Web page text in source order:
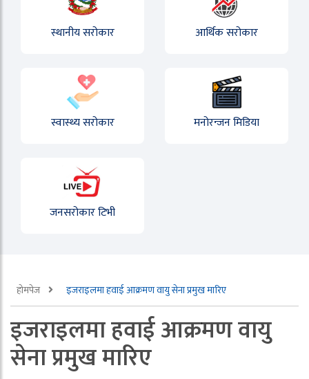
स्थानीय सरोकार आर्थिक सरोकार
स्वास्थ्य सरोकार मनोरन्जन मिडिया
जनसरोकार टिभी
होमपेज इजराइलमा हवाई आक्रमण वायु सेना प्रमुख मारिए
इजराइलमा हवाई आक्रमण वायु
सेना प्रमुख मारिए